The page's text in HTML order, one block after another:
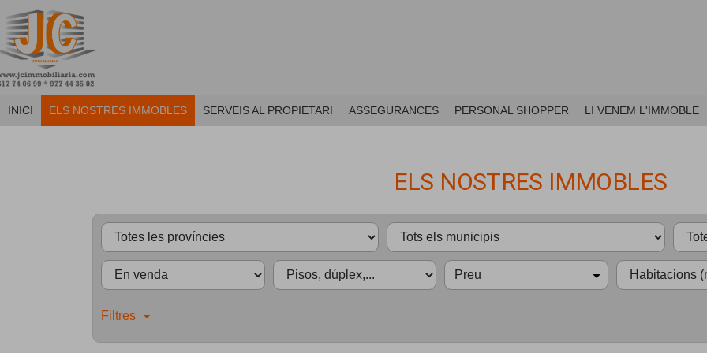
INICI ELS NOSTRES IMMOBLES SERVEIS AL PROPIETARI ASSEGURANCES PERSONAL SHOPPER LI VENEM L'IMMOBLE
ELS NOSTRES IMMOBLES
Preu
Filtres